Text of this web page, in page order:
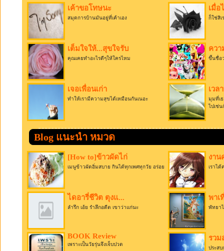
เค้าขอโทษนะ
สมุดการบ้านมันอยู่ที่เค้าเอง
เมื่อ
ก็ใช่สิ
เต็มใจให้...สุขใจรับ
คุณเคยทำอะไรดีๆให้ใครไหม
ควา
ขึ้นชื่อ
เจอเพื่อนเก่า
ทำให้เรามีความสุขได้เหมือนกันเนอะ
เวล
มุมที่เ
ไปเช่น
Blog แนะนำ หมวด
[How to]ข้าวผัดไก่
เมนูข้าวผัดอิ่มสบาย กินได้ทุกเพศทุกวัย อร่อย
งาน
เราได้
ไดอารี่ชีวิต ตุงแ...
ลำรึก เอ้ย รำลึกอดีต เขาว่าแก่นะ
พาเ
พัทยา
BOOK Review
เพราะเป็นวัยรุ่นจึงเจ็บปวด
รวม
ประส